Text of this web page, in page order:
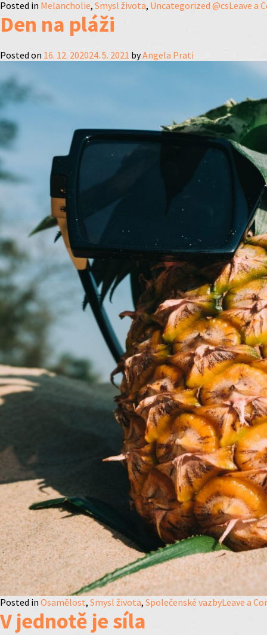
Posted in Melancholie, Smysl života, Uncategorized @csLeave a
Den na pláži
Posted on 16. 12. 202024. 5. 2021 byAngela Prati
Posted in Osamělost, Smysl života, Společenské vazbyLeave a
V jednotě je síla